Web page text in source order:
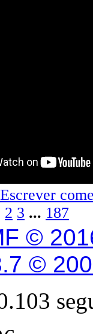
Escrever
2 3 ... 187
©
©